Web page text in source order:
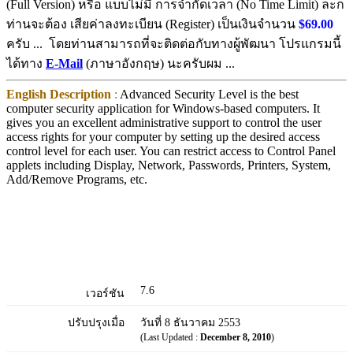
(Full Version) หรือ แบบไม่มี การจำกัดเวลา (No Time Limit) ละก็
ท่านจะต้อง เสียค่าลงทะเบียน (Register) เป็นเงินจำนวน $69.00
ครับ ... โดยท่านสามารถที่จะติดต่อกับทางผู้พัฒนา โปรแกรมนี้
ได้ทาง E-Mail (ภาษาอังกฤษ) นะครับผม ...
English Description : Advanced Security Level is the best
computer security application for Windows-based computers. It
gives you an excellent administrative support to control the user
access rights for your computer by setting up the desired access
control level for each user. You can restrict access to Control Panel
applets including Display, Network, Passwords, Printers, System,
Add/Remove Programs, etc.
เวอร์ชัน 7.6
ปรับปรุงเมื่อ วันที่ 8 ธันวาคม 2553
(Last Updated : December 8, 2010)